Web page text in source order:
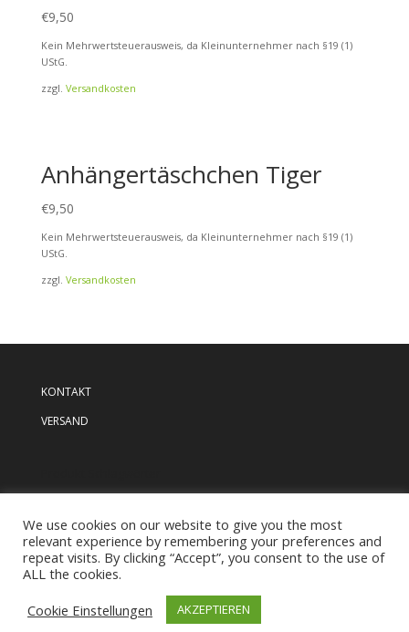
€9,50
Kein Mehrwertsteuerausweis, da Kleinunternehmer nach §19 (1)
UStG.
zzgl. Versandkosten
Anhängertäschchen Tiger
€9,50
Kein Mehrwertsteuerausweis, da Kleinunternehmer nach §19 (1)
UStG.
zzgl. Versandkosten
KONTAKT
VERSAND
Widerruf
We use cookies on our website to give you the most
relevant experience by remembering your preferences and
repeat visits. By clicking “Accept”, you consent to the use of
ALL the cookies.
Cookie Einstellungen
AKZEPTIEREN